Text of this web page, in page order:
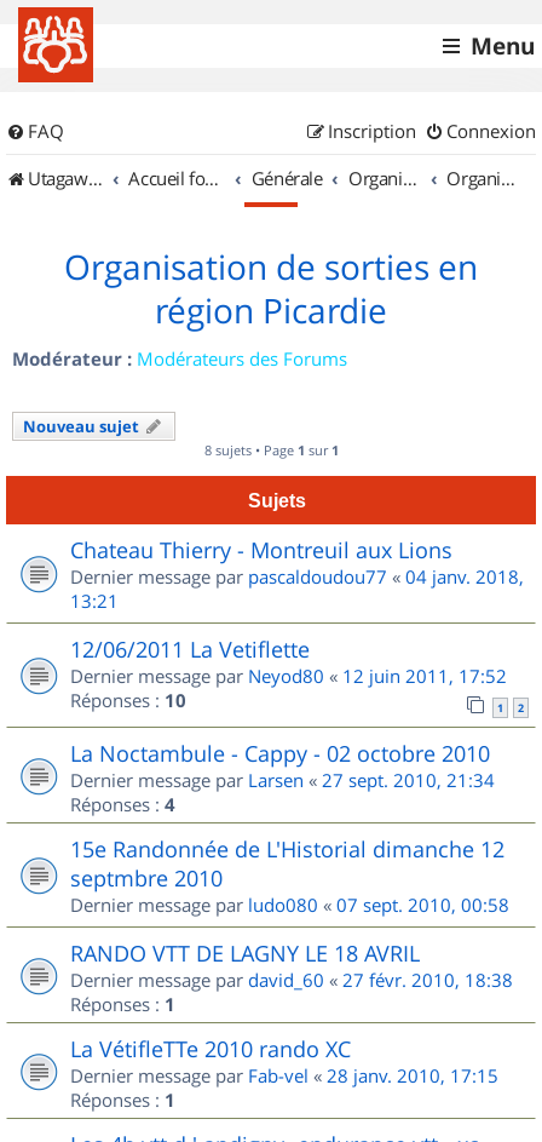
Menu
FAQ Connexion
Inscription
UtagawaVTT (Randos VTT et VTTAE avec traces GPS)
Accueil forum Générale Organisation de sorties & Recherche de partenaires Organisation de sorties en région Picardie
Organisation de sorties en
région Picardie
Modérateur : Modérateurs des Forums
Nouveau sujet
8 sujets • Page 1 sur 1
Sujets
Chateau Thierry - Montreuil aux Lions
Dernier message par pascaldoudou77 « 04 janv. 2018,
13:21
12/06/2011 La Vetiflette
Dernier message par Neyod80 « 12 juin 2011, 17:52
Réponses : 10 1 2
La Noctambule - Cappy - 02 octobre 2010
Dernier message par Larsen « 27 sept. 2010, 21:34
Réponses : 4
15e Randonnée de L'Historial dimanche 12
septmbre 2010
Dernier message par ludo080 « 07 sept. 2010, 00:58
RANDO VTT DE LAGNY LE 18 AVRIL
Dernier message par david_60 « 27 févr. 2010, 18:38
Réponses : 1
La VétifleTTe 2010 rando XC
Dernier message par Fab-vel « 28 janv. 2010, 17:15
Réponses : 1